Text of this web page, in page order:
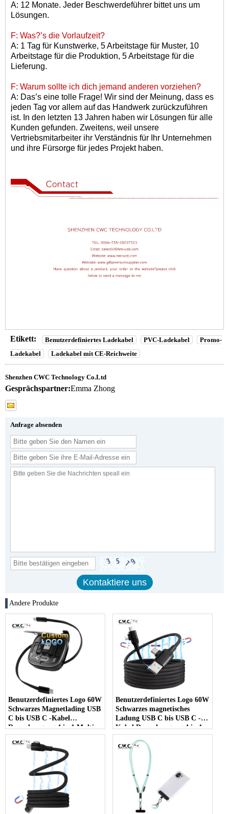
A: 12 Monate. Jeder Beschwerdeführer bittet uns um
Lösungen.
F: Was?’s die Vorlaufzeit?
A: 1 Tag für Kunstwerke, 5 Arbeitstage für Muster, 10
Arbeitstage für die Produktion, 5 Arbeitstage für die
Lieferung.
F: Warum sollte ich dich jemand anderen vorziehen?
A: Das’s eine tolle Frage! Wir sind der Meinung, dass es
jeden Tag vor allem auf das Handwerk zurückzuführen
ist. In den letzten 13 Jahren haben wir Lösungen für alle
Kunden gefunden. Zweitens, weil unsere
Vertriebsmitarbeiter ihr Verständnis für Ihr Unternehmen
und ihre Fürsorge für jedes Projekt haben.
Etikett: Benutzerdefiniertes Ladekabel PVC-Ladekabel
Promo-
Ladekabel
Ladekabel mit CE-Reichweite
Shenzhen CWC Technology Co.Ltd
Gesprächspartner:Emma Zhong
Anfrage absenden
Andere Produkte
Benutzerdefiniertes Logo 60W
Schwarzes Magnetlading USB
C bis USB C -Kabel
Doppelausgang 4 in 1 Multi -
Magnet -Ladekabel - Kopie -
90T73B
Benutzerdefiniertes Logo 60W
Schwarzes magnetisches
Ladung USB C bis USB C -
Kabel Doppelausgang 4 in 1
Multi -Magnet -Ladungskabel